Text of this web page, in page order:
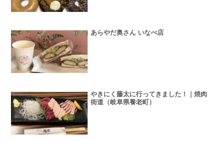
あらやだ奥さん いなべ店
やきにく藤太に行ってきました！｜焼肉
街道（岐阜県養老町）